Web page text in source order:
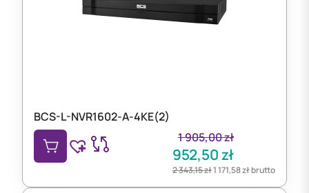
BCS-L-NVR1602-A-4KE(2)
1 905,00zł
952,50zł
2 343,15zł1 171,58złbrutto